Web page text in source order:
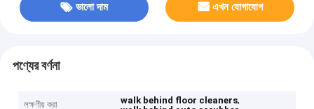
ভালো দাম এখন যোগাযোগ
পণ্যের বর্ণনা
লক্ষণীয় করা walk behind floor cleaners,